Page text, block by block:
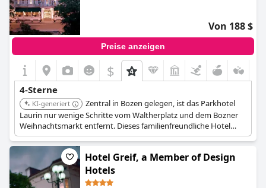
Von 188 $
Preise anzeigen
$
4-Sterne
KI-generiert
Zentral in Bozen gelegen, ist das Parkhotel
Laurin nur wenige Schritte vom Waltherplatz und dem Bozner
Weihnachtsmarkt entfernt. Dieses familienfreundliche Hotel
bietet einen saisonalen Außenpool, Fahrradverleih, kostenlosen
WLAN-Internetzugang und Einkaufsmöglichkeiten vor Ort.
Gäste können lokale Küche im Restaurant Laurin, einem der
Hotelrestaurants, genießen oder in der Bar/Lounge
entspannen.
Hotel Greif, a Member of Design
Hotels